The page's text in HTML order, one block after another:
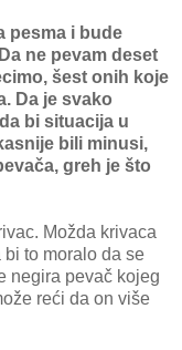
pesma i bude
ne pevam deset
šest onih koje
Da je svako
bi situacija u
bili minusi,
greh je što
Možda krivaca
to moralo da se
negira pevač kojeg
reći da on više